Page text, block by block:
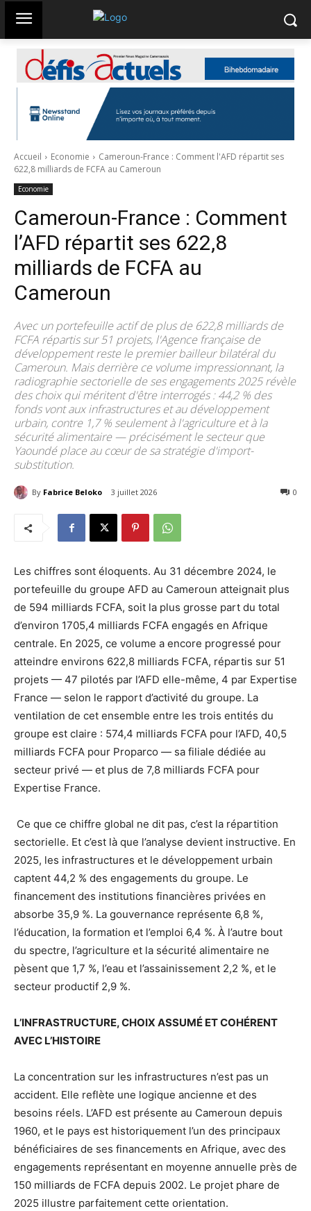
Accueil Economie
Cameroun-France : Comment l'AFD répartit ses
622,8 milliards de FCFA au Cameroun
Economie
Cameroun-France : Comment
l’AFD répartit ses 622,8
milliards de FCFA au
Cameroun
Avec un portefeuille actif de plus de 622,8 milliards de
FCFA répartis sur 51 projets, l'Agence française de
développement reste le premier bailleur bilatéral du
Cameroun. Mais derrière ce volume impressionnant, la
radiographie sectorielle de ses engagements 2025 révèle
des choix qui méritent d'être interrogés : 44,2 % des
fonds vont aux infrastructures et au développement
urbain, contre 1,7 % seulement à l'agriculture et à la
sécurité alimentaire — précisément le secteur que
Yaoundé place au cœur de sa stratégie d'import-
substitution.
By Fabrice Beloko 3 juillet 2026 0
Les chiffres sont éloquents. Au 31 décembre 2024, le
portefeuille du groupe AFD au Cameroun atteignait plus
de 594 milliards FCFA, soit la plus grosse part du total
d’environ 1705,4 milliards FCFA engagés en Afrique
centrale. En 2025, ce volume a encore progressé pour
atteindre environs 622,8 milliards FCFA, répartis sur 51
projets — 47 pilotés par l’AFD elle-même, 4 par Expertise
France — selon le rapport d’activité du groupe. La
ventilation de cet ensemble entre les trois entités du
groupe est claire : 574,4 milliards FCFA pour l’AFD, 40,5
milliards FCFA pour Proparco — sa filiale dédiée au
secteur privé — et plus de 7,8 milliards FCFA pour
Expertise France.
Ce que ce chiffre global ne dit pas, c’est la répartition
sectorielle. Et c’est là que l’analyse devient instructive. En
2025, les infrastructures et le développement urbain
captent 44,2 % des engagements du groupe. Le
financement des institutions financières privées en
absorbe 35,9 %. La gouvernance représente 6,8 %,
l’éducation, la formation et l’emploi 6,4 %. À l’autre bout
du spectre, l’agriculture et la sécurité alimentaire ne
pèsent que 1,7 %, l’eau et l’assainissement 2,2 %, et le
secteur productif 2,9 %.
L’INFRASTRUCTURE, CHOIX ASSUMÉ ET COHÉRENT
AVEC L’HISTOIRE
La concentration sur les infrastructures n’est pas un
accident. Elle reflète une logique ancienne et des
besoins réels. L’AFD est présente au Cameroun depuis
1960, et le pays est historiquement l’un des principaux
bénéficiaires de ses financements en Afrique, avec des
engagements représentant en moyenne annuelle près de
150 milliards de FCFA depuis 2002. Le projet phare de
2025 illustre parfaitement cette orientation.